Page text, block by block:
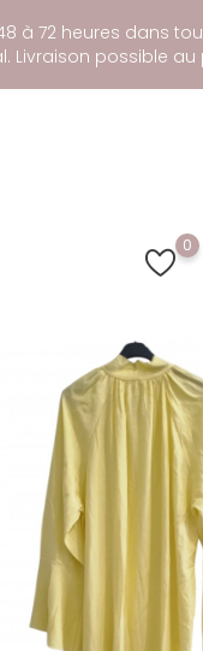
à 72 heures dans
Livraison possible au
0